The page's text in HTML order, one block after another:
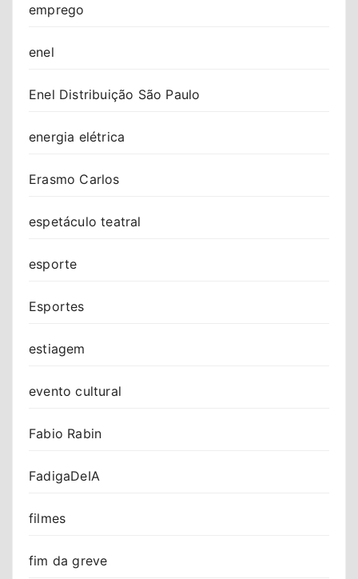
emprego
enel
Enel Distribuição São Paulo
energia elétrica
Erasmo Carlos
espetáculo teatral
esporte
Esportes
estiagem
evento cultural
Fabio Rabin
FadigaDeIA
filmes
fim da greve